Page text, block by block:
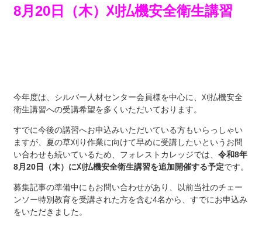
8月20日（木）刈払機安全衛生講習
今年度は、シルバー人材センター会員様を中心に、刈払機安全
衛生講習への受講希望を多くいただいております。
すでに今後の講習へお申込みいただいている方もいらっしゃい
ますが、夏の草刈り作業に向けて早めに受講したいというお問
い合わせも続いているため、フォレストカレッジでは、 令和8年
8月20日（木）に刈払機安全衛生講習を追加開催する予定です。
募集記事の準備中にもお問い合わせがあり、以前当社のチェー
ンソー特別教育を受講された方を含む4名から、すでにお申込み
をいただきました。